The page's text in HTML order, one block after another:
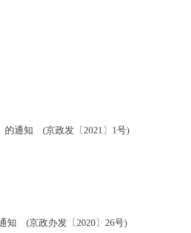
的通知 (京政发〔2021〕1号)
知 (京政办发〔2020〕26号)